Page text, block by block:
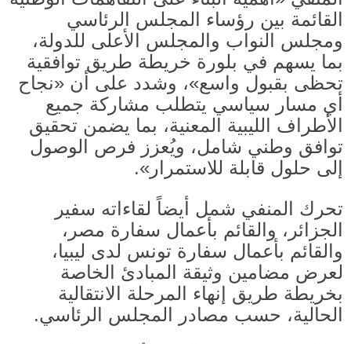
القائمة بين رؤساء المجلس الرئاسي
ومجلس النواب والمجلس الأعلى للدولة،
بما يسهم في بلورة خريطة طريق توافقية
تحظى بقبول واسع»، وشدد على أن «نجاح
أي مسار سياسي يتطلب مشاركة جميع
الأطراف الليبية المعنية، بما يضمن تحقيق
توافق وطني شامل، ويُعزز فرص الوصول
إلى حلول قابلة للاستمرار ».
تحرك المنفي شمل أيضاً لقاءاته سفير
الجزائر، والقائم بأعمال سفارة مصر،
والقائم بأعمال سفارة تونس لدى ليبيا،
لعرض مضامين وثيقة المبادئ الخاصة
بخريطة طريق إنهاء المرحلة الانتقالية
الحالية، حسب مصادر المجلس الرئاسي.